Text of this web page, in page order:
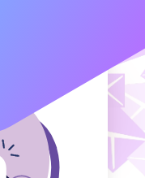
e-mails og
og